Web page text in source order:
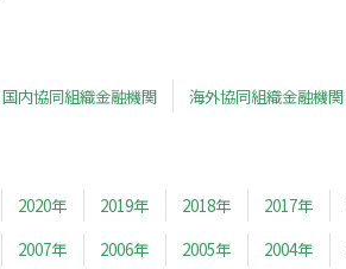
国内協同組織金融機関 海外協同組織金融機関
2020年 2019年 2018年 2017年
2007年 2006年 2005年 2004年